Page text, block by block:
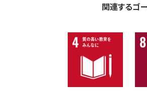
関連するゴ